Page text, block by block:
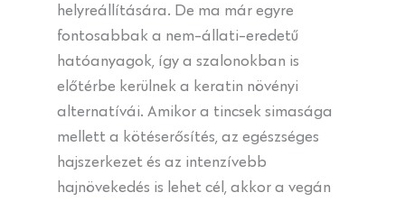
helyreállítására. De ma már egyre
fontosabbak a nem-állati-eredetű
hatóanyagok, így a szalonokban is
előtérbe kerülnek a keratin növényi
alternatívái. Amikor a tincsek simasága
mellett a kötéserősítés, az egészséges
hajszerkezet és az intenzívebb
hajnövekedés is lehet cél, akkor a vegán